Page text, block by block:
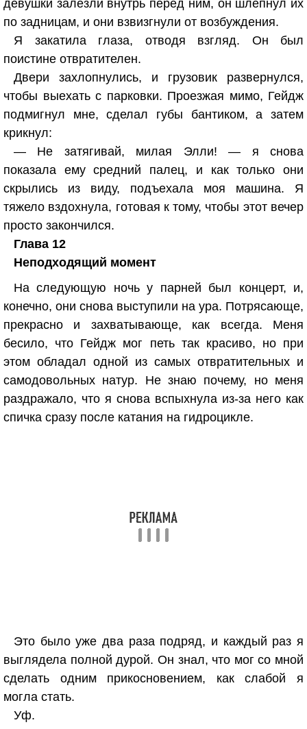
девушки залезли внутрь перед ним, он шлепнул их
по задницам, и они взвизгнули от возбуждения.
Я закатила глаза, отводя взгляд. Он был
поистине отвратителен.
Двери захлопнулись, и грузовик развернулся,
чтобы выехать с парковки. Проезжая мимо, Гейдж
подмигнул мне, сделал губы бантиком, а затем
крикнул:
— Не затягивай, милая Элли! — я снова
показала ему средний палец, и как только они
скрылись из виду, подъехала моя машина. Я
тяжело вздохнула, готовая к тому, чтобы этот вечер
просто закончился.
Глава 12
Неподходящий момент
На следующую ночь у парней был концерт, и,
конечно, они снова выступили на ура. Потрясающе,
прекрасно и захватывающе, как всегда. Меня
бесило, что Гейдж мог петь так красиво, но при
этом обладал одной из самых отвратительных и
самодовольных натур. Не знаю почему, но меня
раздражало, что я снова вспыхнула из-за него как
спичка сразу после катания на гидроцикле.
Это было уже два раза подряд, и каждый раз я
выглядела полной дурой. Он знал, что мог со мной
сделать одним прикосновением, как слабой я
могла стать.
Уф.